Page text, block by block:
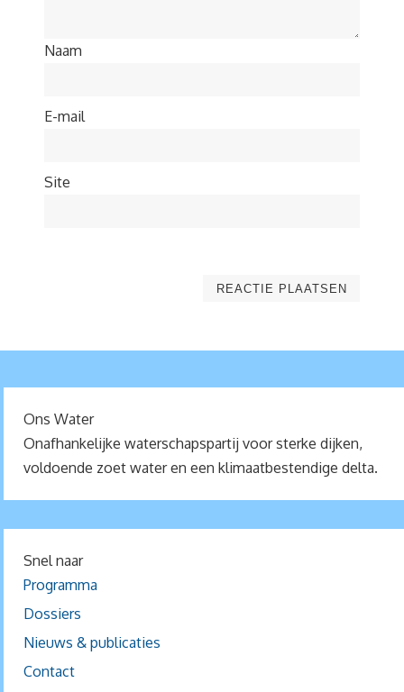
Naam
E-mail
Site
Ons Water
Onafhankelijke waterschapspartij voor sterke dijken,
voldoende zoet water en een klimaatbestendige delta.
Snel naar
Programma
Dossiers
Nieuws & publicaties
Contact